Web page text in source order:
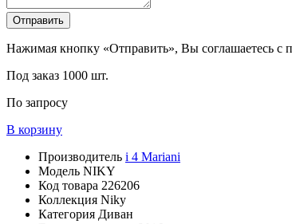
Отправить
Нажимая кнопку «Отправить», Вы соглашаетесь с
Под заказ 1000 шт.
По запросу
В корзину
Производитель i 4 Mariani
Модель NIKY
Код товара 226206
Коллекция Niky
Категория Диван